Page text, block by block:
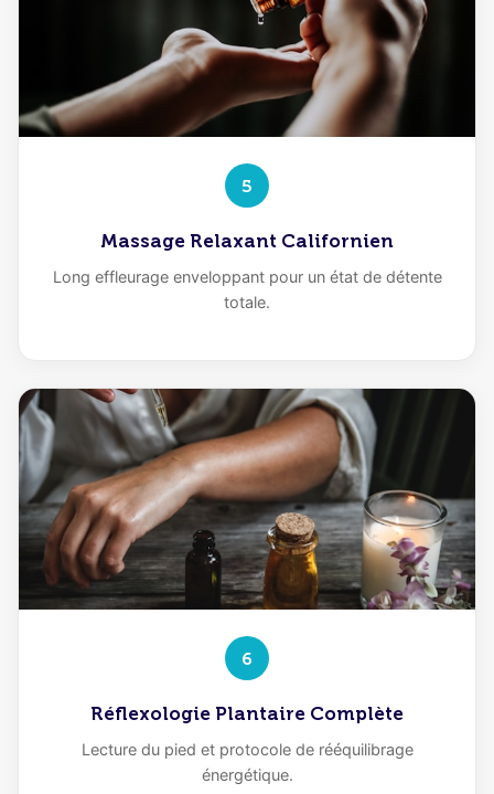
5
Massage Relaxant Californien
Long effleurage enveloppant pour un état de détente
totale.
6
Réflexologie Plantaire Complète
Lecture du pied et protocole de rééquilibrage
énergétique.